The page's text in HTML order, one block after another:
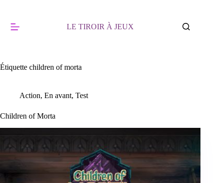
LE TIROIR À JEUX
Étiquette children of morta
Action, En avant, Test
Children of Morta